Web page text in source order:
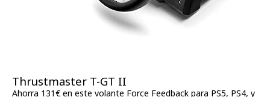
Thrustmaster T-GT II
Ahorra 131€ en este volante Force Feedback para PS5, PS4, y